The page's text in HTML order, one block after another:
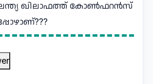
ഖിലാഫത്ത് കോൺഫറൻസ്